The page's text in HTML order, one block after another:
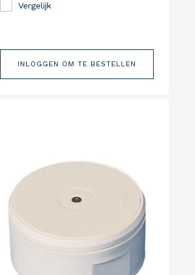
Vergelijk
INLOGGEN OM TE BESTELLEN